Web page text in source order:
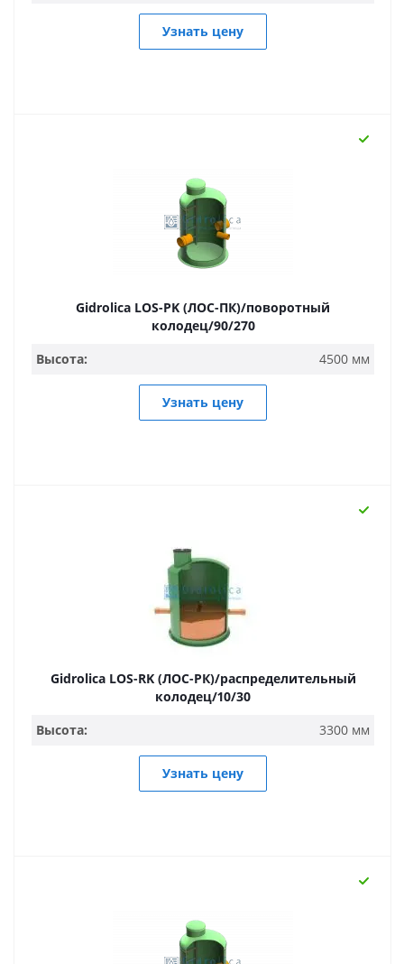
Узнать цену
Gidrolica LOS-PK (ЛОС-ПК)/поворотный
колодец/90/270
Высота:
4500 мм
Узнать цену
Gidrolica LOS-RK (ЛОС-РК)/распределительный
колодец/10/30
Высота:
3300 мм
Узнать цену